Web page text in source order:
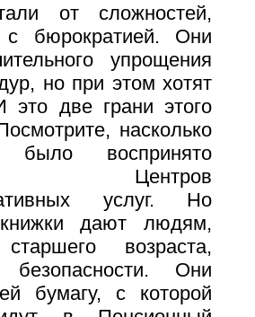
от сложностей,
с бюрократией. Они
упрощения
но при этом хотят
это две грани этого
насколько
было воспринято
Центров
услуг. Но
дают людям,
возраста,
Они
бумагу, с которой